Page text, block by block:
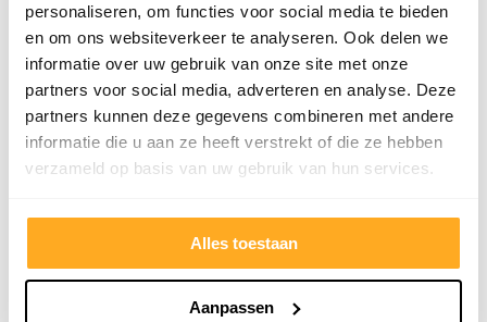
personaliseren, om functies voor social media te bieden
en om ons websiteverkeer te analyseren. Ook delen we
informatie over uw gebruik van onze site met onze
partners voor social media, adverteren en analyse. Deze
partners kunnen deze gegevens combineren met andere
informatie die u aan ze heeft verstrekt of die ze hebben
verzameld op basis van uw gebruik van hun services.
Alles toestaan
Aanpassen
Tevens kunnen laminaatvloeren niet volledig verlijmd
worden. Aan de onderkant zit namelijk een laag van
melamine, die te glad is hiervoor. Laminaat moet op
een ondervloer van vilt of foam gelegd worden.